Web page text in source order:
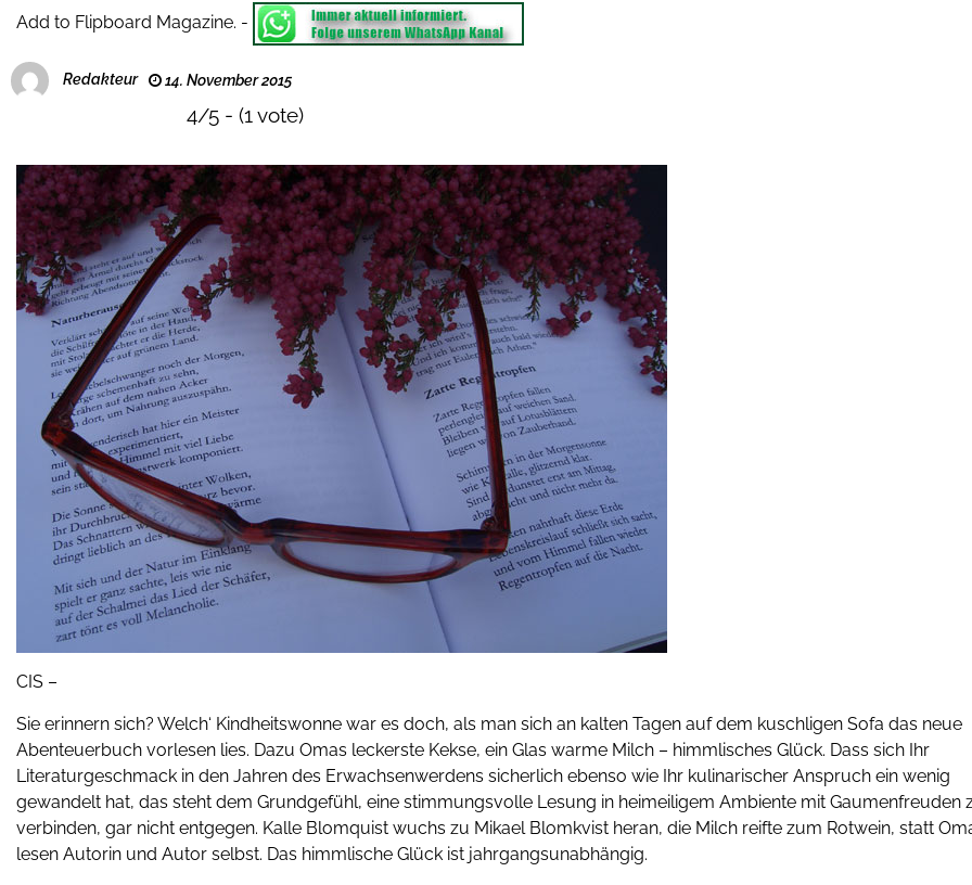
Add to Flipboard Magazine. -
Redakteur 14. November 2015
4/5 - (1 vote)
CIS –
Sie erinnern sich? Welch‘ Kindheitswonne war es doch, als man sich an kalten Tagen auf dem kuschligen Sofa das neue
Abenteuerbuch vorlesen lies. Dazu Omas leckerste Kekse, ein Glas warme Milch – himmlisches Glück. Dass sich Ihr
Literaturgeschmack in den Jahren des Erwachsenwerdens sicherlich ebenso wie Ihr kulinarischer Anspruch ein wenig
gewandelt hat, das steht dem Grundgefühl, eine stimmungsvolle Lesung in heimeiligem Ambiente mit Gaumenfreuden
verbinden, gar nicht entgegen. Kalle Blomquist wuchs zu Mikael Blomkvist heran, die Milch reifte zum Rotwein, statt
lesen Autorin und Autor selbst. Das himmlische Glück ist jahrgangsunabhängig.